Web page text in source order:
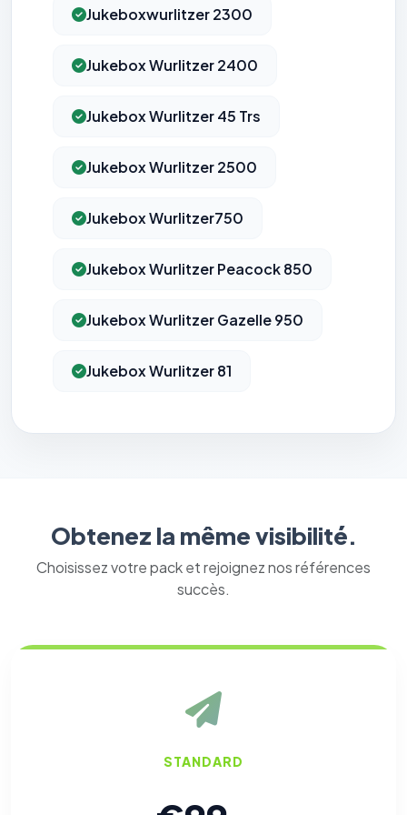
Jukeboxwurlitzer 2300
Jukebox Wurlitzer 2400
Jukebox Wurlitzer 45 Trs
Jukebox Wurlitzer 2500
Jukebox Wurlitzer750
Jukebox Wurlitzer Peacock 850
Jukebox Wurlitzer Gazelle 950
Jukebox Wurlitzer 81
Obtenez la même visibilité.
Choisissez votre pack et rejoignez nos références
succès.
STANDARD